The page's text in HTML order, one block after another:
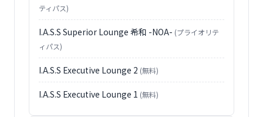
ティパス)
I.A.S.S Superior Lounge 希和 -NOA- (プライオリテ
ィパス)
I.A.S.S Executive Lounge 2 (無料)
I.A.S.S Executive Lounge 1 (無料)